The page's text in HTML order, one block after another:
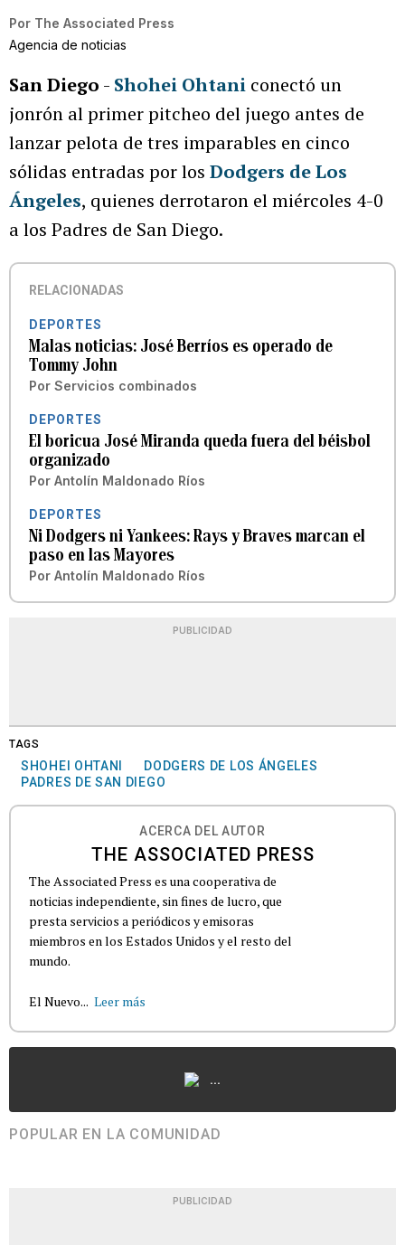
Por The Associated Press
Agencia de noticias
San Diego - Shohei Ohtani conectó un
jonrón al primer pitcheo del juego antes de
lanzar pelota de tres imparables en cinco
sólidas entradas por los Dodgers de Los
Ángeles, quienes derrotaron el miércoles 4-0
a los Padres de San Diego.
RELACIONADAS
DEPORTES
Malas noticias: José Berríos es operado de
Tommy John
Por Servicios combinados
DEPORTES
El boricua José Miranda queda fuera del béisbol
organizado
Por Antolín Maldonado Ríos
DEPORTES
Ni Dodgers ni Yankees: Rays y Braves marcan el
paso en las Mayores
Por Antolín Maldonado Ríos
PUBLICIDAD
TAGS
SHOHEI OHTANI
DODGERS DE LOS ÁNGELES
PADRES DE SAN DIEGO
ACERCA DEL AUTOR
THE ASSOCIATED PRESS
The Associated Press es una cooperativa de
noticias independiente, sin fines de lucro, que
presta servicios a periódicos y emisoras
miembros en los Estados Unidos y el resto del
mundo.
El Nuevo... Leer más
...
POPULAR EN LA COMUNIDAD
PUBLICIDAD